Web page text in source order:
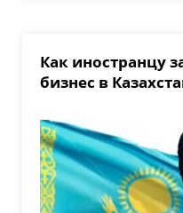
Как иностранцу
бизнес в